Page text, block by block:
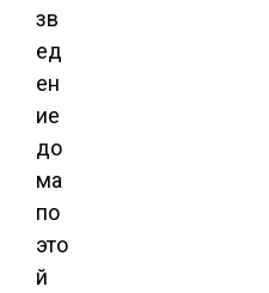
зв
ед
ен
ие
до
ма
по
это
й